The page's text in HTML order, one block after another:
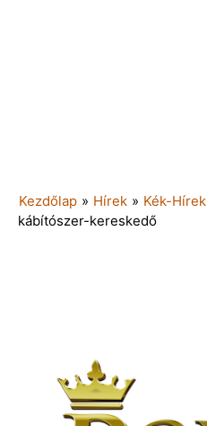
Kezdőlap » Hírek » Kék-Hírek
kábítószer-kereskedő